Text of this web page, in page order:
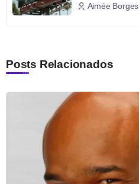
Aimée Borges
Posts Relacionados